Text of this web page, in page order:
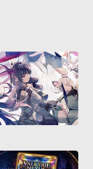
としてLINE プレ
ルームに遊びに行
も公式アバターに